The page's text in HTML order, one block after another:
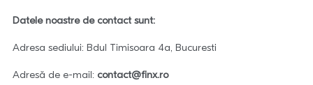
Datele noastre de contact sunt:
Adresa sediului: Bdul Timisoara 4a, Bucuresti
Adresă de e-mail: contact@finx.ro